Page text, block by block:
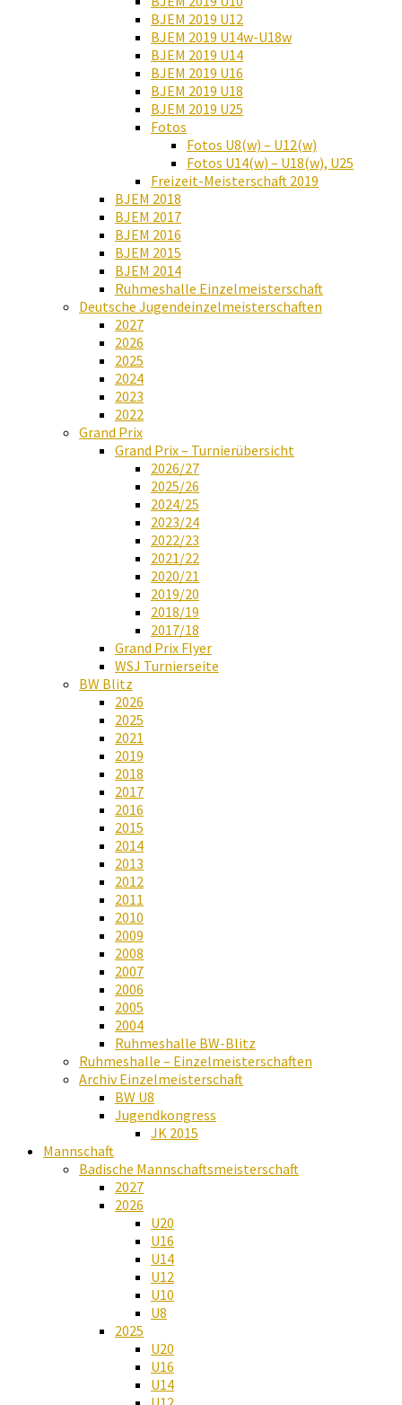
BJEM 2019 U12
BJEM 2019 U14w-U18w
BJEM 2019 U14
BJEM 2019 U16
BJEM 2019 U18
BJEM 2019 U25
Fotos
Fotos U8(w) – U12(w)
Fotos U14(w) – U18(w), U25
Freizeit-Meisterschaft 2019
BJEM 2018
BJEM 2017
BJEM 2016
BJEM 2015
BJEM 2014
Ruhmeshalle Einzelmeisterschaft
Deutsche Jugendeinzelmeisterschaften
2027
2026
2025
2024
2023
2022
Grand Prix
Grand Prix – Turnierübersicht
2026/27
2025/26
2024/25
2023/24
2022/23
2021/22
2020/21
2019/20
2018/19
2017/18
Grand Prix Flyer
WSJ Turnierseite
BW Blitz
2026
2025
2021
2019
2018
2017
2016
2015
2014
2013
2012
2011
2010
2009
2008
2007
2006
2005
2004
Ruhmeshalle BW-Blitz
Ruhmeshalle – Einzelmeisterschaften
Archiv Einzelmeisterschaft
BW U8
Jugendkongress
JK 2015
Mannschaft
Badische Mannschaftsmeisterschaft
2027
2026
U20
U16
U14
U12
U10
U8
2025
U20
U16
U14